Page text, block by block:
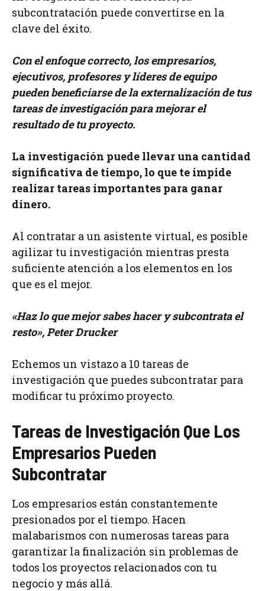
subcontratación puede convertirse en la
clave del éxito.
Con el enfoque correcto, los empresarios,
ejecutivos, profesores y líderes de equipo
pueden beneficiarse de la externalización de tus
tareas de investigación para mejorar el
resultado de tu proyecto.
La investigación puede llevar una cantidad
significativa de tiempo, lo que te impide
realizar tareas importantes para ganar
dinero.
Al contratar a un asistente virtual, es posible
agilizar tu investigación mientras presta
suficiente atención a los elementos en los
que es el mejor.
«Haz lo que mejor sabes hacer y subcontrata el
resto», Peter Drucker
Echemos un vistazo a 10 tareas de
investigación que puedes subcontratar para
modificar tu próximo proyecto.
Tareas de Investigación Que Los
Empresarios Pueden
Subcontratar
Los empresarios están constantemente
presionados por el tiempo. Hacen
malabarismos con numerosas tareas para
garantizar la finalización sin problemas de
todos los proyectos relacionados con tu
negocio y más allá.